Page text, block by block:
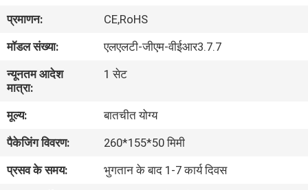
कारखाना
भ्रमण
गुणवत्ता
नियंत्रण
प्रमाणन:
CE,RoHS
मॉडल संख्या:
एलएलटी-जीएम-वीईआर3.7.7
न्यूनतम आदेश
मात्रा:
1 सेट
मूल्य:
बातचीत योग्य
पैकेजिंग विवरण:
260*155*50 मिमी
प्रसव के समय:
भुगतान के बाद 1-7 कार्य दिवस